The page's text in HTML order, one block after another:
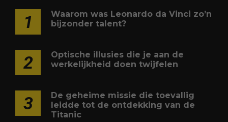
1
Waarom was Leonardo da Vinci zo’n
bijzonder talent?
2
Optische illusies die je aan de
werkelijkheid doen twijfelen
3
De geheime missie die toevallig
leidde tot de ontdekking van de
Titanic